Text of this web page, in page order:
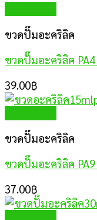
ขวดปั๊มอะคริลิค
ขวดปั๊มอะคริลิค
39.00฿
ขวดปั๊มอะคริลิค
ขวดปั๊มอะคริลิค
37.00฿